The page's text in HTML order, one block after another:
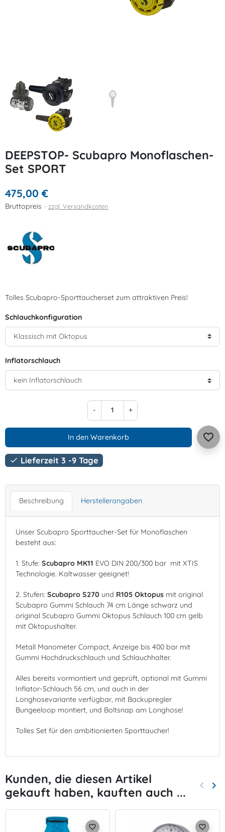
DEEPSTOP- Scubapro Monoflaschen-
Set SPORT
475,00 €
Bruttopreis zzgl. Versandkosten
Tolles Scubapro-Sporttaucherset zum attraktiven Preis!
Schlauchkonfiguration
Inflatorschlauch
- +
In den Warenkorb favorite_border
 Lieferzeit 3 -9 Tage
Beschreibung Herstellerangaben
Unser Scubapro Sporttaucher-Set für Monoflaschen
besteht aus:
1. Stufe: Scubapro MK11 EVO DIN 200/300 bar mit XTIS
Technologie. Kaltwasser geeignet!
2. Stufen: Scubapro S270 und R105 Oktopus mit original
Scubapro Gummi Schlauch 74 cm Länge schwarz und
original Scubapro Gummi Oktopus Schlauch 100 cm gelb
mit Oktopushalter.
Metall Manometer Compact, Anzeige bis 400 bar mit
Gummi Hochdruckschlauch und Schlauchhalter.
Alles bereits vormontiert und geprüft, optional mit Gummi
Inflator-Schlauch 56 cm, und auch in der
Longhosevariante verfügbar, mit Backupregler
Bungeeloop montiert, und Boltsnap am Longhose!
Tolles Set für den ambitionierten Sporttaucher!
Kunden, die diesen Artikel
gekauft haben, kauften auch ...
Zurück
keyboard_arrow_left keyboard_arrow_right
favorite_border favorite_border